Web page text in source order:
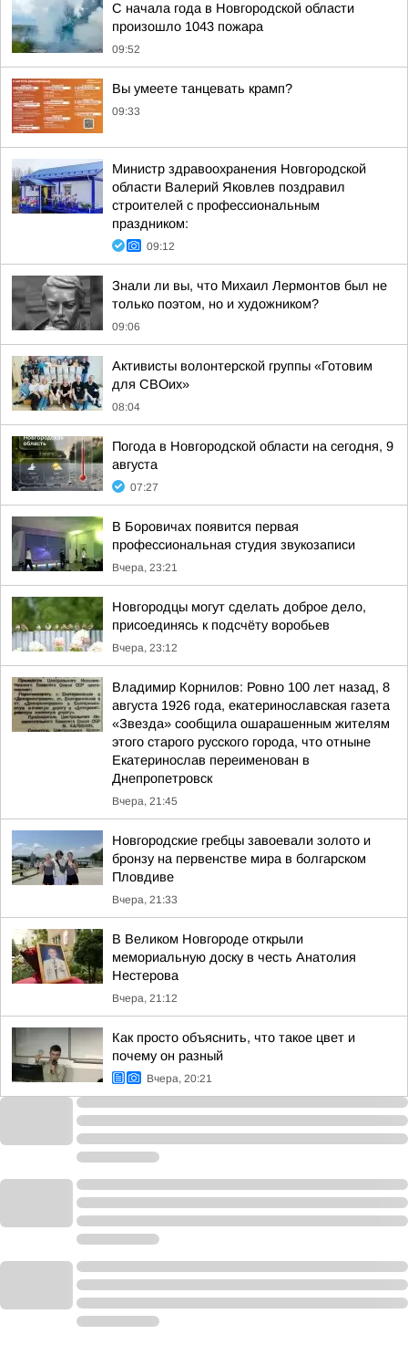
С начала года в Новгородской области
произошло 1043 пожара
09:52
Вы умеете танцевать крамп?
09:33
Министр здравоохранения Новгородской
области Валерий Яковлев поздравил
строителей с профессиональным
праздником:
09:12
Знали ли вы, что Михаил Лермонтов был не
только поэтом, но и художником?
09:06
Активисты волонтерской группы «Готовим
для СВОих»
08:04
Погода в Новгородской области на сегодня, 9
августа
07:27
В Боровичах появится первая
профессиональная студия звукозаписи
Вчера, 23:21
Новгородцы могут сделать доброе дело,
присоединясь к подсчёту воробьев
Вчера, 23:12
Владимир Корнилов: Ровно 100 лет назад, 8
августа 1926 года, екатеринославская газета
«Звезда» сообщила ошарашенным жителям
этого старого русского города, что отныне
Екатеринослав переименован в
Днепропетровск
Вчера, 21:45
Новгородские гребцы завоевали золото и
бронзу на первенстве мира в болгарском
Пловдиве
Вчера, 21:33
В Великом Новгороде открыли
мемориальную доску в честь Анатолия
Нестерова
Вчера, 21:12
Как просто объяснить, что такое цвет и
почему он разный
Вчера, 20:21